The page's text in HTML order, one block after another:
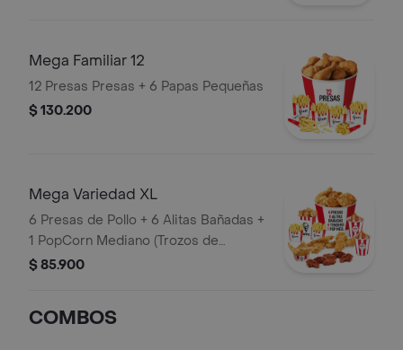
Mega Familiar 12
12 Presas Presas + 6 Papas Pequeñas
$ 130.200
Mega Variedad XL
6 Presas de Pollo + 6 Alitas Bañadas +
1 PopCorn Mediano (Trozos de
pechuga apanados) + 4 Tenders (Tiras
Balde de Salsa 100g
$ 85.900
COMBOS